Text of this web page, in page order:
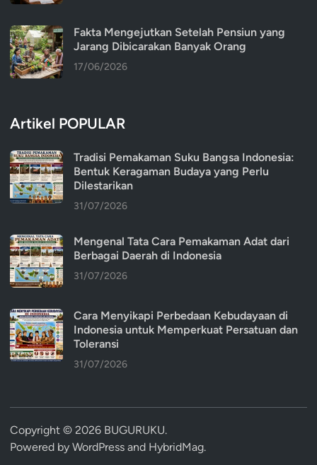
Fakta Mengejutkan Setelah Pensiun yang
Jarang Dibicarakan Banyak Orang
17/06/2026
Artikel POPULAR
Tradisi Pemakaman Suku Bangsa Indonesia:
Bentuk Keragaman Budaya yang Perlu
Dilestarikan
31/07/2026
Mengenal Tata Cara Pemakaman Adat dari
Berbagai Daerah di Indonesia
31/07/2026
Cara Menyikapi Perbedaan Kebudayaan di
Indonesia untuk Memperkuat Persatuan dan
Toleransi
31/07/2026
Copyright © 2026 BUGURUKU.
Powered by WordPress and HybridMag.